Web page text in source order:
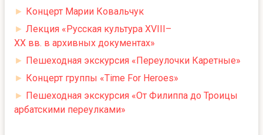
► Концерт Марии Ковальчук
► Лекция «Русская культура XVIII–
XX вв. в архивных документах»
► Пешеходная экскурсия «Переулочки Каретные»
► Концерт группы «Time For Heroes»
► Пешеходная экскурсия «От Филиппа до Троицы
арбатскими переулками»